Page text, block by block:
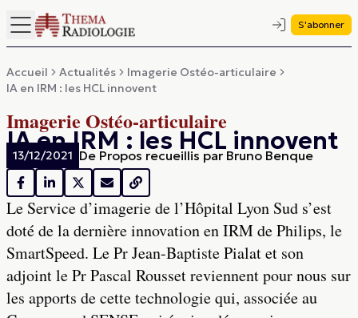
S'abonner
Accueil Actualités
Imagerie Ostéo-articulaire
IA en IRM : les HCL innovent
Imagerie Ostéo-articulaire
IA en IRM : les HCL innovent
13/12/2021 De Propos recueillis par Bruno Benque
Le Service d’imagerie de l’Hôpital Lyon Sud s’est
doté de la dernière innovation en IRM de Philips, le
SmartSpeed. Le Pr Jean-Baptiste Pialat et son
adjoint le Pr Pascal Rousset reviennent pour nous sur
les apports de cette technologie qui, associée au